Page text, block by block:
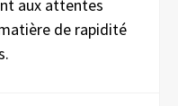
aux attentes
de rapidité